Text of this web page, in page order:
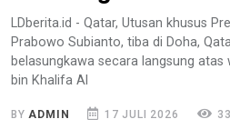
LDberita.id - Qatar, Utusan khusus
Prabowo Subianto, tiba di Doha,
belasungkawa secara langsung
bin Khalifa Al
BY ADMIN 17 JULI 2026